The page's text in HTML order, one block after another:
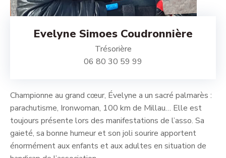
Evelyne Simoes Coudronnière
Trésorière
06 80 30 59 99
Championne au grand cœur, Évelyne a un sacré palmarès :
parachutisme, Ironwoman, 100 km de Millau… Elle est
toujours présente lors des manifestations de l’asso. Sa
gaieté, sa bonne humeur et son joli sourire apportent
énormément aux enfants et aux adultes en situation de